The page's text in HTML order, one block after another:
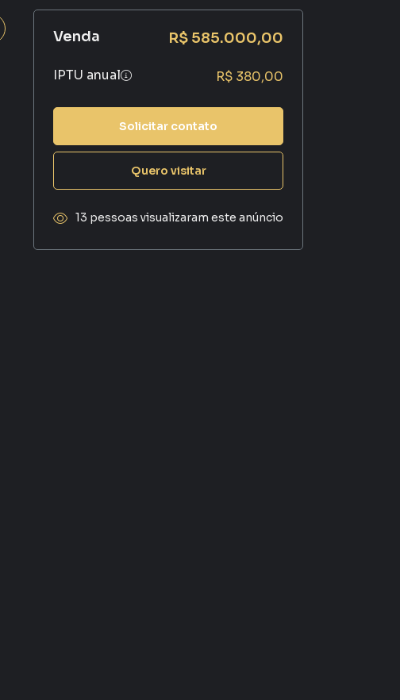
Venda R$ 585.000,00
IPTU anual R$ 380,00
Solicitar contato
Quero visitar
13 pessoas visualizaram este anúncio